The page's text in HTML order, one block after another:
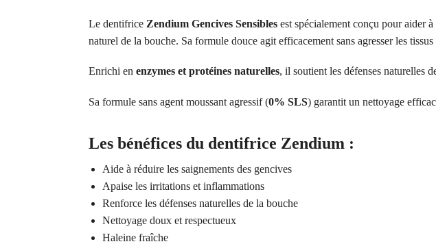
Le dentifrice Zendium Gencives Sensiblesest spécialement conçu pour aider à
naturel de la bouche. Sa formule douce agit efficacement sans agresser les tissus
Enrichi en enzymes et protéines naturelles, il soutient les défenses naturelles
Sa formule sans agent moussant agressif (0% SLS) garantit un nettoyage
Les bénéfices du dentifrice Zendium :
Aide à réduire les saignements des gencives
Apaise les irritations et inflammations
Renforce les défenses naturelles de la bouche
Nettoyage doux et respectueux
Haleine fraîche